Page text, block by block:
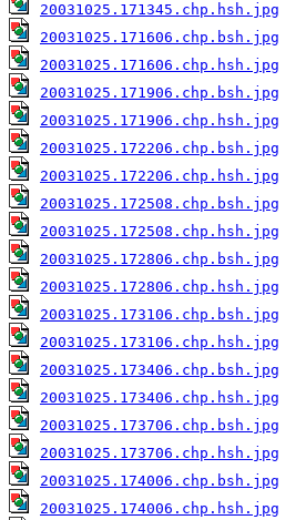
20031025.171345.chp.hsh.jpg
20031025.171606.chp.bsh.jpg
20031025.171606.chp.hsh.jpg
20031025.171906.chp.bsh.jpg
20031025.171906.chp.hsh.jpg
20031025.172206.chp.bsh.jpg
20031025.172206.chp.hsh.jpg
20031025.172508.chp.bsh.jpg
20031025.172508.chp.hsh.jpg
20031025.172806.chp.bsh.jpg
20031025.172806.chp.hsh.jpg
20031025.173106.chp.bsh.jpg
20031025.173106.chp.hsh.jpg
20031025.173406.chp.bsh.jpg
20031025.173406.chp.hsh.jpg
20031025.173706.chp.bsh.jpg
20031025.173706.chp.hsh.jpg
20031025.174006.chp.bsh.jpg
20031025.174006.chp.hsh.jpg